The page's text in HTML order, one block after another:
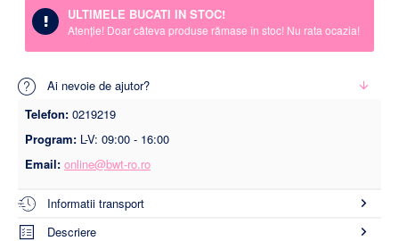
ULTIMELE BUCATI IN STOC!
Atenție! Doar câteva produse rămase în stoc! Nu rata ocazia!
Ai nevoie de ajutor?
Telefon: 0219219
Program: L-V: 09:00 - 16:00
Email: online@bwt-ro.ro
Informatii transport
Descriere